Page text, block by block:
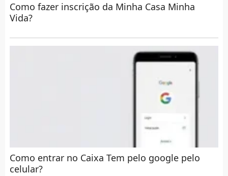
Como fazer inscrição da Minha Casa Minha
Vida?
Como entrar no Caixa Tem pelo google pelo
celular?